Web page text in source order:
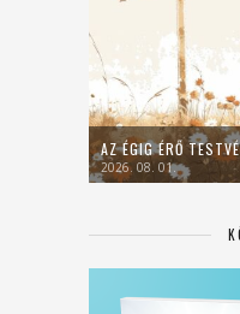
AZ ÉGIG ÉRŐ
2026. 08. 01.